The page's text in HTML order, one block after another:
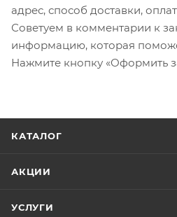
адрес, способ доставки,
Советуем в комментарии к
информацию, которая
Нажмите кнопку «Оформить
КАТАЛОГ
АКЦИИ
УСЛУГИ